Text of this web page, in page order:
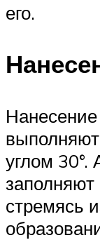
его.
Нанесение
углом 30°.
стремясь